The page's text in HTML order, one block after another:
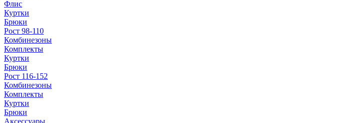
Флис
Куртки
Брюки
Рост 98-110
Комбинезоны
Комплекты
Куртки
Брюки
Рост 116-152
Комбинезоны
Комплекты
Куртки
Брюки
Аксессуары